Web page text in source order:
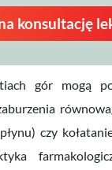
konsultację
gór mogą
czy